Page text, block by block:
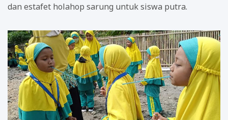
dan estafet holahop sarung untuk siswa putra.